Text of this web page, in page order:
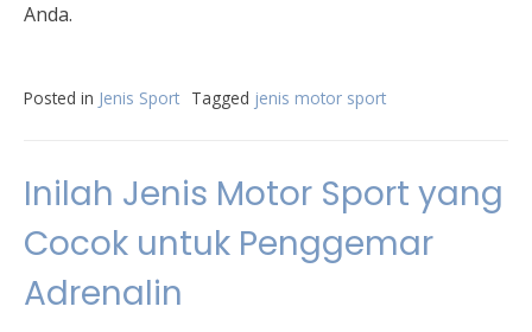
Anda.
Posted in Jenis Sport Tagged jenis motor sport
Inilah Jenis Motor Sport yang
Cocok untuk Penggemar
Adrenalin